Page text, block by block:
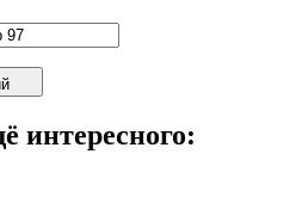
интересного: